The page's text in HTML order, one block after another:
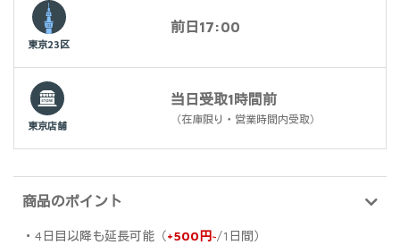
東京23区
前日17:00
東京店舗
当日受取1時間前
（在庫限り・営業時間内受取）
商品のポイント
・4日目以降も延長可能（+500円~/1日間）